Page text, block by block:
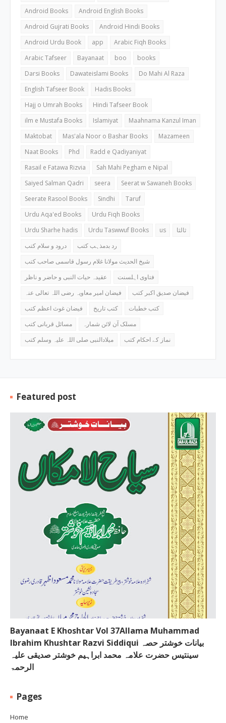
Android Books
Android English Books
Android Gujrati Books
Android Hindi Books
Android Urdu Book
app
Arabic Fiqh Books
Arabic Tafseer
Bayanaat boo
books
Darsi Books
Dawateislami Books
Do Mahi Al Raza
English Tafseer Book
Hadis Books
Hajj o Umrah Books
Hindi Tafseer Book
ilm e Mustafa Books
Islamiyat
Maahnama Kanzul Iman
Maktobat
Mas'ala Noor o Bashar Books
Mazameen
Naat Books
Phd
Radd e Qadiyaniyat
Rasail e Fatawa Rizvia
Sah Mahi Pegham e Nipal
Saiyed Salman Qadri
seera
Seerat w Sawaneh Books
Seerate Rasool Books
Sindhi
Taruf
Urdu Aqa'ed Books
Urdu Fiqh Books
Urdu Sharhe hadis
Urdu Taswwuf Books us
ثالثا
درود و سلام کتب
رد بدمذہب کتب
شیخ الحدیث مولانا غلام رسول قاسمی صاحب کتب
عقیدہ حیات النبی و حاضر و ناظر
فتاوی اہلسنت
فیضان امیر معاویہ رضی اللہ تعالی عنہ
فیضان صدیق اکبر کتب
فیضان غوث اعظم کتب
کتب تاریخ
کتب خطبات
مسائل قربانی کتب
مسلک آن لائن شمارہ
میلادالنبی صلی اللہ علیہ وسلم کتب
نماز کے احکام کتب
Featured post
Bayanaat E Khoshtar Vol 37Allama Muhammad
Ibrahim Khushtar Razvi Siddiqui بیانات خوشتر حصہ
سینتیس حضرت علامہ محمد ابراہیم خوشتر صدیقی علیہ
الرحمۃ
Pages
Home